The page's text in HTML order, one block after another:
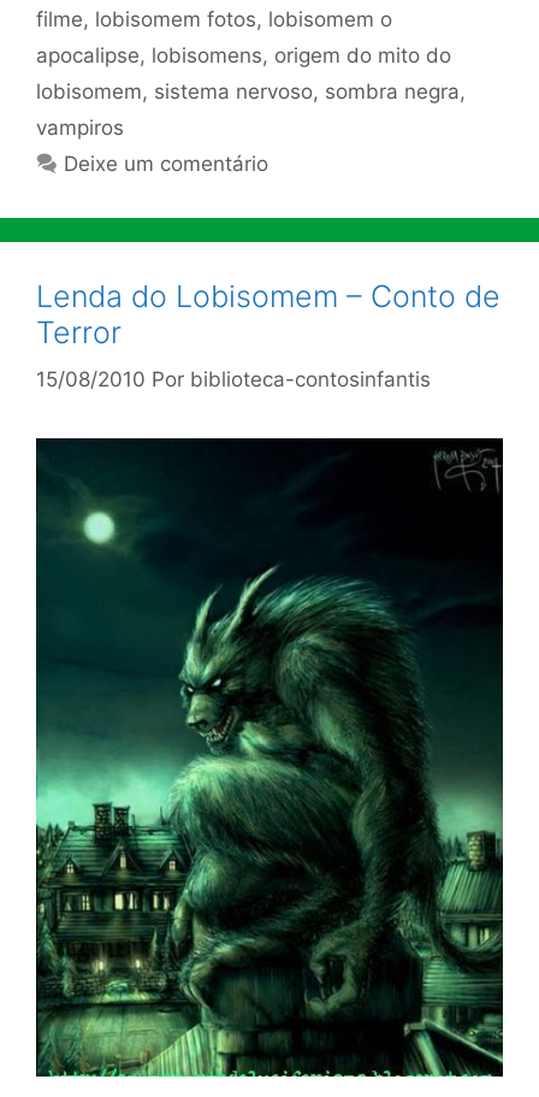
filme, lobisomem fotos, lobisomem o
apocalipse, lobisomens, origem do mito do
lobisomem, sistema nervoso, sombra negra,
vampiros
Deixe um comentário
Lenda do Lobisomem – Conto de
Terror
15/08/2010 Por biblioteca-contosinfantis